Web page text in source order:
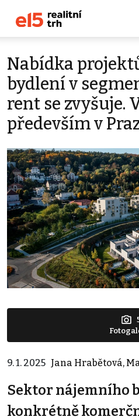
Nabídka
bydlení v
rent se zvyšuje.
především v
9. 1. 2025 Jana Hrabětová,
Sektor nájemního
konkrétně